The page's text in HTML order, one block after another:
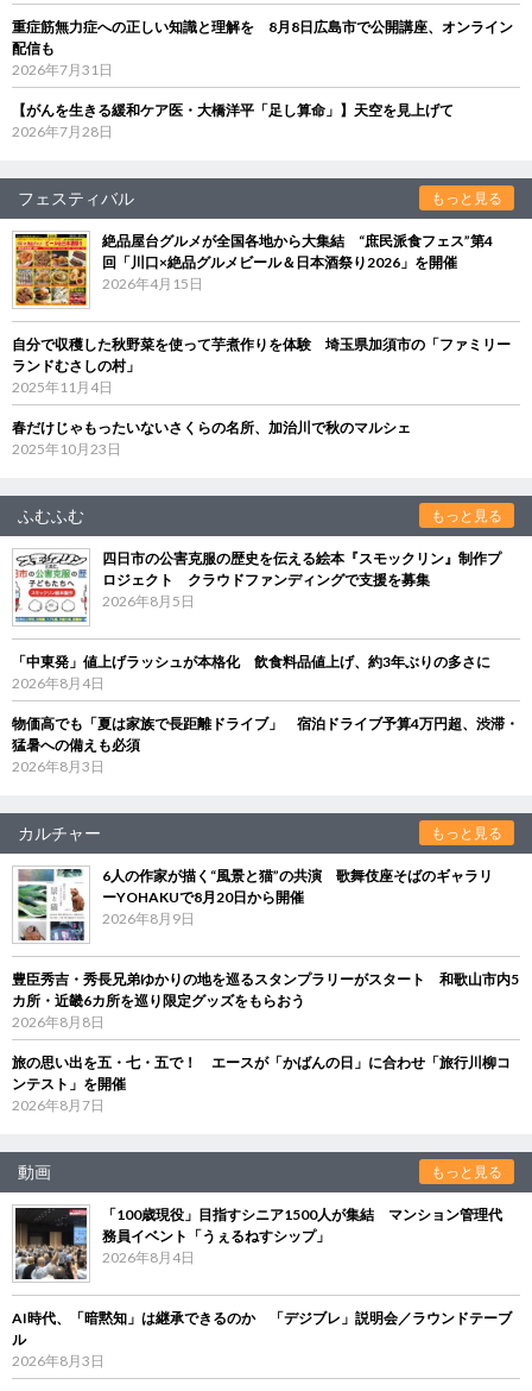
重症筋無力症への正しい知識と理解を 8月8日広島市で公開講座、オンライン
配信も
2026年7月31日
【がんを生きる緩和ケア医・大橋洋平「足し算命」】天空を見上げて
2026年7月28日
フェスティバル もっと見る
絶品屋台グルメが全国各地から大集結 “庶民派食フェス”第4
回「川口×絶品グルメビール＆日本酒祭り2026」を開催
2026年4月15日
自分で収穫した秋野菜を使って芋煮作りを体験 埼玉県加須市の「ファミリー
ランドむさしの村」
2025年11月4日
春だけじゃもったいないさくらの名所、加治川で秋のマルシェ
2025年10月23日
ふむふむ もっと見る
四日市の公害克服の歴史を伝える絵本『スモックリン』制作プ
ロジェクト クラウドファンディングで支援を募集
2026年8月5日
「中東発」値上げラッシュが本格化 飲食料品値上げ、約3年ぶりの多さに
2026年8月4日
物価高でも「夏は家族で長距離ドライブ」 宿泊ドライブ予算4万円超、渋滞・
猛暑への備えも必須
2026年8月3日
カルチャー もっと見る
6人の作家が描く“風景と猫”の共演 歌舞伎座そばのギャラリ
ーYOHAKUで8月20日から開催
2026年8月9日
豊臣秀吉・秀長兄弟ゆかりの地を巡るスタンプラリーがスタート 和歌山市内5
カ所・近畿6カ所を巡り限定グッズをもらおう
2026年8月8日
旅の思い出を五・七・五で！ エースが「かばんの日」に合わせ「旅行川柳コ
ンテスト」を開催
2026年8月7日
動画 もっと見る
「100歳現役」目指すシニア1500人が集結 マンション管理代
務員イベント「うぇるねすシップ」
2026年8月4日
AI時代、「暗黙知」は継承できるのか 「デジブレ」説明会／ラウンドテーブ
ル
2026年8月3日